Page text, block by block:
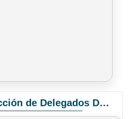
Convocatoria Elección de Delegados Docentes para el XIV Congreso Nacional de Universidades